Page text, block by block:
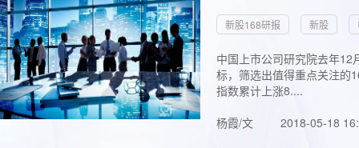
新股168研报 新股
中国上市公司研究院去年
标，筛选出值得重点关注的
指数累计上涨8....
杨霞/文
2018-05-18